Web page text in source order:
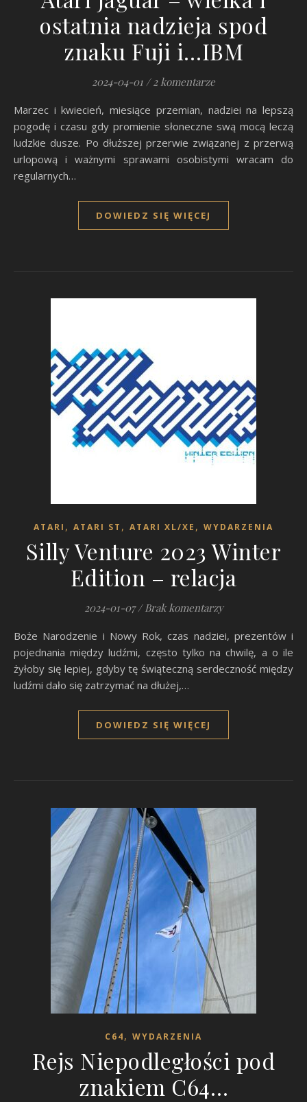
ostatnia nadzieja spod
znaku Fuji i…IBM
2024-04-01 / 2 komentarze
Marzec i kwiecień, miesiące przemian, nadziei na lepszą
pogodę i czasu gdy promienie słoneczne swą mocą leczą
ludzkie dusze. Po dłuższej przerwie związanej z przerwą
urlopową i ważnymi sprawami osobistymi wracam do
regularnych…
DOWIEDZ SIĘ WIĘCEJ
ATARI , ATARI ST , ATARI XL/XE , WYDARZENIA
Silly Venture 2023 Winter
Edition – relacja
2024-01-07 / Brak komentarzy
Boże Narodzenie i Nowy Rok, czas nadziei, prezentów i
pojednania między ludźmi, często tylko na chwilę, a o ile
żyłoby się lepiej, gdyby tę świąteczną serdeczność między
ludźmi dało się zatrzymać na dłużej,…
DOWIEDZ SIĘ WIĘCEJ
C64, WYDARZENIA
Rejs Niepodległości pod
znakiem C64…